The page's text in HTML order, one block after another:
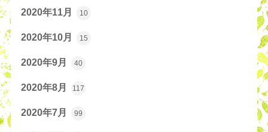
2020年11月 10
2020年10月 15
2020年9月 40
2020年8月 117
2020年7月 99